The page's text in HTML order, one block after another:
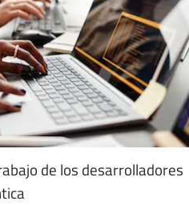
de los desarrolladores